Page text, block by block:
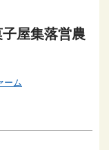
屋集落営農
ーム